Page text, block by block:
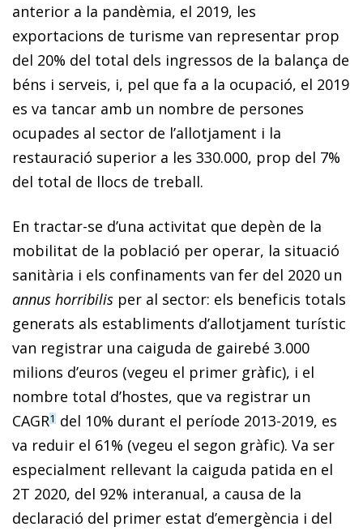
anterior a la pandèmia, el 2019, les
exportacions de turisme van representar prop
del 20% del total dels ingressos de la balança de
béns i serveis, i, pel que fa a la ocupació, el 2019
es va tancar amb un nombre de persones
ocupades al sector de l’allotjament i la
restauració superior a les 330.000, prop del 7%
del total de llocs de treball.
En tractar-se d’una activitat que depèn de la
mobilitat de la població per operar, la situació
sanitària i els confinaments van fer del 2020 un
annus horribilis per al sector: els beneficis totals
generats als establiments d’allotjament turístic
van registrar una caiguda de gairebé 3.000
milions d’euros (vegeu el primer gràfic), i el
nombre total d’hostes, que va registrar un
CAGR1 del 10% durant el període 2013-2019, es
va reduir el 61% (vegeu el segon gràfic). Va ser
especialment rellevant la caiguda patida en el
2T 2020, del 92% interanual, a causa de la
declaració del primer estat d’emergència i del